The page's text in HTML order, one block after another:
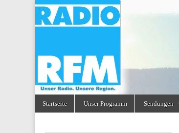
Radio
RFM
Main
menu
Startseite Unser Programm Sendungen